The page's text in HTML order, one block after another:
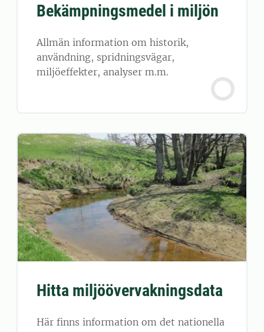
Bekämpningsmedel i miljön
Allmän information om historik,
användning, spridningsvägar,
miljöeffekter, analyser m.m.
Hitta miljöövervakningsdata
Här finns information om det nationella